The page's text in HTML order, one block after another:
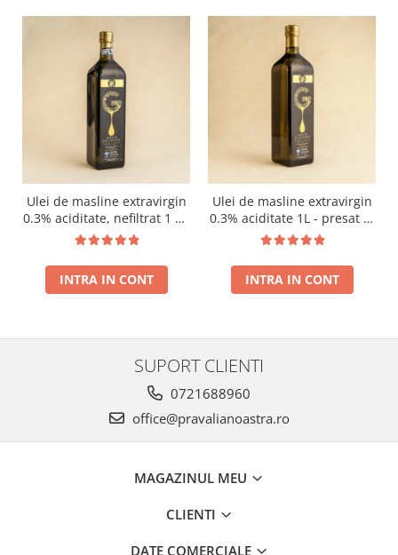
Ulei de masline extravirgin
0.3% aciditate, nefiltrat 1 L -
presat la rece RECOLTA
INTRA IN CONT
Ulei de masline extravirgin
0.3% aciditate 1L - presat la
rece RECOLTA NOUA
INTRA IN CONT
SUPORT CLIENTI
0721688960
office@pravalianoastra.ro
MAGAZINUL MEU
CLIENTI
DATE COMERCIALE